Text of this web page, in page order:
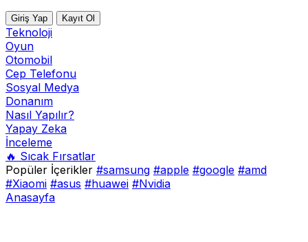
Giriş Yap Kayıt Ol
Teknoloji
Oyun
Otomobil
Cep Telefonu
Sosyal Medya
Donanım
Nasıl Yapılır?
Yapay Zeka
İnceleme
🔥 Sıcak Fırsatlar
Popüler İçerikler #samsung #apple #google #amd
#Xiaomi #asus #huawei #Nvidia
Anasayfa